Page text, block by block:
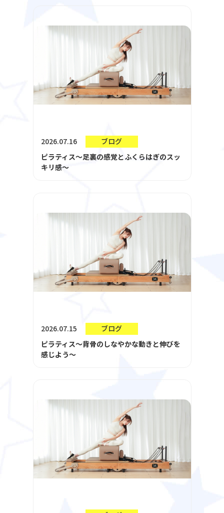
2026.07.16 ブログ
ピラティス～足裏の感覚とふくらはぎのスッ
キリ感～
2026.07.15 ブログ
ピラティス～背骨のしなやかな動きと伸びを
感じよう～